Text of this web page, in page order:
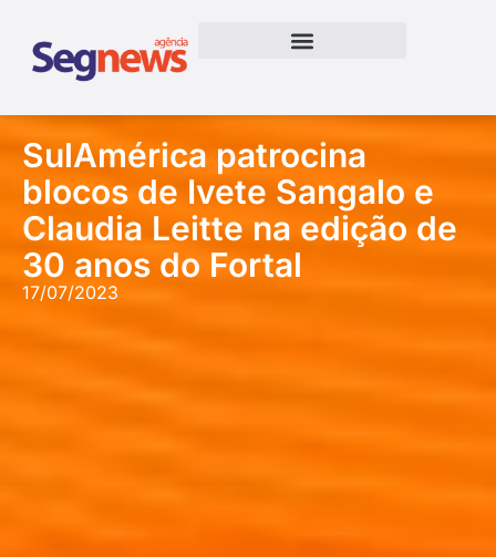
SulAmérica patrocina
blocos de Ivete Sangalo e
Claudia Leitte na edição de
30 anos do Fortal
17/07/2023